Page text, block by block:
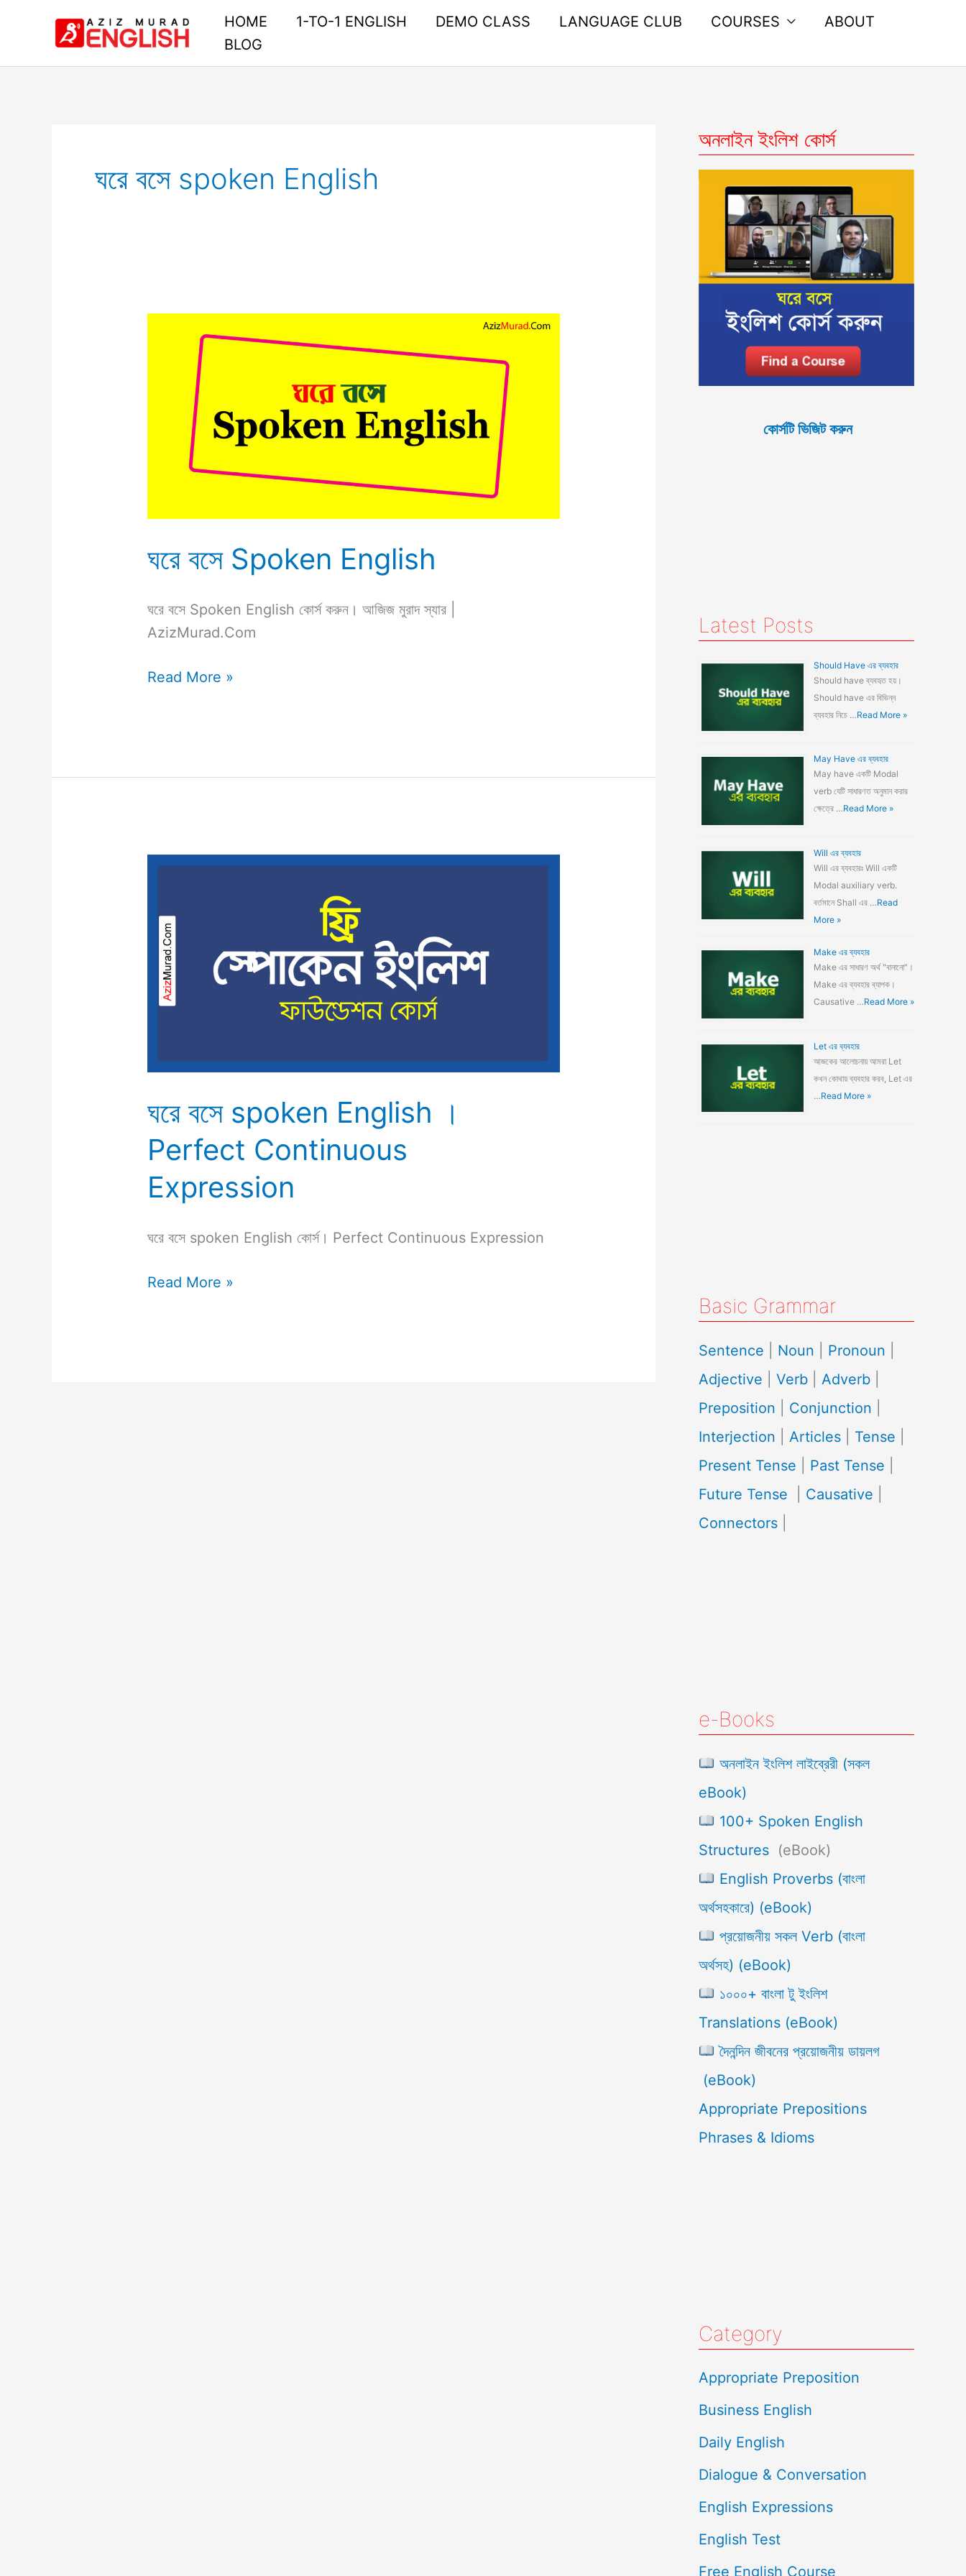
HOME 1-TO-1 ENGLISH DEMO CLASS LANGUAGE CLUB COURSES
ABOUT
BLOG
ঘরে বসে spoken English
ঘরে বসে Spoken English
ঘরে বসে Spoken English কোর্স করুন। আজিজ মুরাদ স্যার |
AzizMurad.Com
Spoken
English
Read More »
ঘরে বসে spoken English ।
Perfect Continuous
Expression
ঘরে বসে spoken English কোর্স। Perfect Continuous Expression
ঘরে
spoken
English
Perfect
Continuous
Read More »
অনলাইন ইংলিশ কোর্স
কোর্সটি ভিজিট করুন
Latest Posts
Should Have এর ব্যবহার
Should have ব্যবহৃত হয়।
Should have এর বিভিন্ন
ব্যবহার নিচে …Read More »
May Have এর ব্যবহার
May have একটি Modal
verb যেটি সাধারণত অনুমান করার
ক্ষেত্রে …Read More »
Will এর ব্যবহার
Will এর ব্যবহারঃ Will একটি
Modal auxiliary verb.
বর্তমানে Shall এর …Read
More »
Make এর ব্যবহার
Make এর সাধারণ অর্থ "বানানো"।
Make এর ব্যবহার ব্যাপক।
Causative …Read More »
Let এর ব্যবহার
আজকের আলোচনায় আমরা Let
কখন কোথায় ব্যবহার করব, Let এর
…Read More »
Basic Grammar
Sentence Noun Pronoun
Adjective
Verb Adverb
Preposition
Conjunction
Interjection
Articles Tense
Present Tense
Past Tense
Future Tense
Causative
Connectors
e-Books
অনলাইন ইংলিশ লাইব্রেরী (সকল
eBook)
100+ Spoken English
Structures (eBook)
English Proverbs (বাংলা
অর্থসহকারে) (eBook)
প্রয়োজনীয় সকল Verb (বাংলা
অর্থসহ) (eBook)
১০০০+ বাংলা টু ইংলিশ
Translations (eBook)
দৈনন্দিন জীবনের প্রয়োজনীয় ডায়লগ
(eBook)
Appropriate Prepositions
Phrases & Idioms
Category
Appropriate Preposition
Business English
Daily English
Dialogue & Conversation
English Expressions
English Test
Free English Course